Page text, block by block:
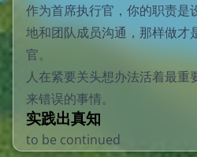
作为首席执行官，你的职责是
地和团队成员沟通，那样做才
官。
人在紧要关头想办法活着最重
来错误的事情。
实践出真知
to be continued